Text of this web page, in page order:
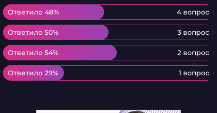
Ответило 48% 4 вопрос
Ответило 48%
Ответило 50% 3 вопрос
Ответило 50%
Ответило 54% 2 вопрос
Ответило 54%
Ответило 29% 1 вопрос
Ответило 29%